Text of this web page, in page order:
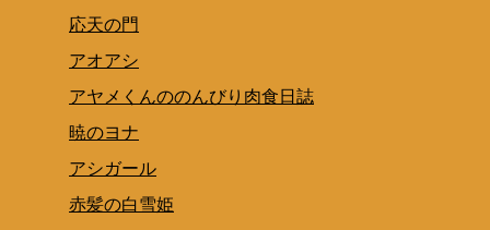
応天の門
アオアシ
アヤメくんののんびり肉食日誌
暁のヨナ
アシガール
赤髪の白雪姫